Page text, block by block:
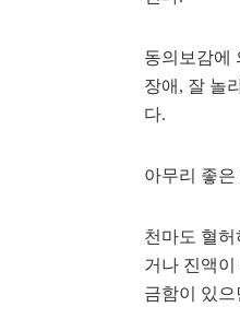
동의보감에
장애, 잘 놀
다.
아무리 좋
천마도 혈
거나 진액
금함이 있